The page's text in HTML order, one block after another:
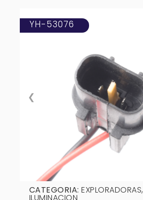
❮
YH-53076
CATEGORIA:EXPLORADORAS,